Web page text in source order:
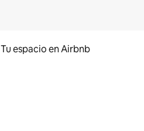
Tu espacio en Airbnb